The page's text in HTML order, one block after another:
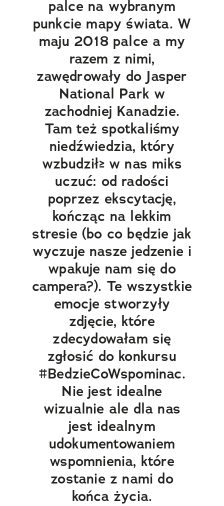
palce na wybranym
punkcie mapy świata. W
maju 2018 palce a my
razem z nimi,
zawędrowały do Jasper
National Park w
zachodniej Kanadzie.
Tam też spotkaliśmy
niedźwiedzia, który
wzbudził≥ w nas miks
uczuć: od radości
poprzez ekscytację,
kończąc na lekkim
stresie (bo co będzie jak
wyczuje nasze jedzenie i
wpakuje nam się do
campera?). Te wszystkie
emocje stworzyły
zdjęcie, które
zdecydowałam się
zgłosić do konkursu
#BedzieCoWspominac.
Nie jest idealne
wizualnie ale dla nas
jest idealnym
udokumentowaniem
wspomnienia, które
zostanie z nami do
końca życia.